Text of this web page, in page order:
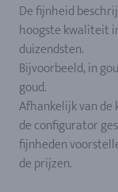
De fijnheid
hoogste kwaliteit
duizendsten.
Bijvoorbeeld, in
goud.
Afhankelijk van de
de configurator
fijnheden
de prijzen.